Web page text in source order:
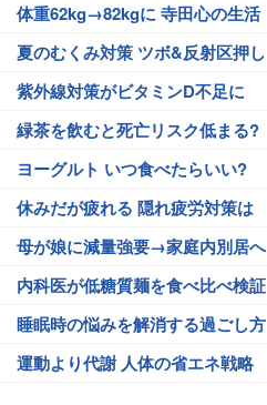
体重62kg→82kgに 寺田心の生活
夏のむくみ対策 ツボ&反射区押し
紫外線対策がビタミンD不足に
緑茶を飲むと死亡リスク低まる?
ヨーグルト いつ食べたらいい?
休みだが疲れる 隠れ疲労対策は
母が娘に減量強要→家庭内別居へ
内科医が低糖質麺を食べ比べ検証
睡眠時の悩みを解消する過ごし方
運動より代謝 人体の省エネ戦略